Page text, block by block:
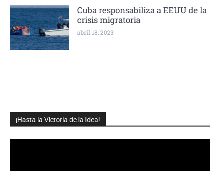
¡Hasta la Victoria de la Idea!
Cuba responsabiliza a EEUU de la
crisis migratoria
abril 18, 2023